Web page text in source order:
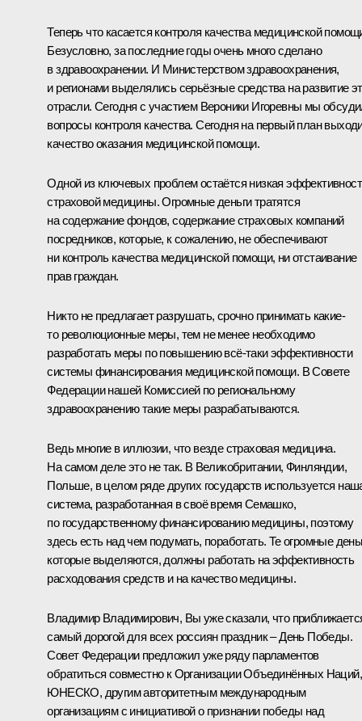
Теперь что касается контроля качества медицинской
Безусловно, за последние годы очень много сделано
в здравоохранении. И Министерством здравоохранения,
и регионами выделялись серьёзные средства на развитие
отрасли. Сегодня с участием Вероники Игоревны мы
вопросы контроля качества. Сегодня на первый план
качество оказания медицинской помощи.
Одной из ключевых проблем остаётся низкая
страховой медицины. Огромные деньги тратятся
на содержание фондов, содержание страховых компаний
посредников, которые, к сожалению, не обеспечивают
ни контроль качества медицинской помощи, ни отстаивание
прав граждан.
Никто не предлагает разрушать, срочно принимать какие-
то революционные меры, тем не менее необходимо
разработать меры по повышению всё-таки эффективности
системы финансирования медицинской помощи. В Совете
Федерации нашей Комиссией по региональному
здравоохранению такие меры разрабатываются.
Ведь многие в иллюзии, что везде страховая медицина.
На самом деле это не так. В Великобритании, Финляндии,
Польше, в целом ряде других государств используется
система, разработанная в своё время Семашко,
по государственному финансированию медицины, поэтому
здесь есть над чем подумать, поработать. Те огромные
которые выделяются, должны работать на эффективность
расходования средств и на качество медицины.
Владимир Владимирович, Вы уже сказали, что
самый дорогой для всех россиян праздник – День Победы.
Совет Федерации предложил уже ряду парламентов
обратиться совместно к Организации Объединённых Наций,
ЮНЕСКО, другим авторитетным международным
организациям с инициативой о признании победы над